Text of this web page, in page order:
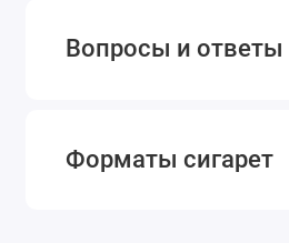
Вопросы и ответы
Форматы сигарет